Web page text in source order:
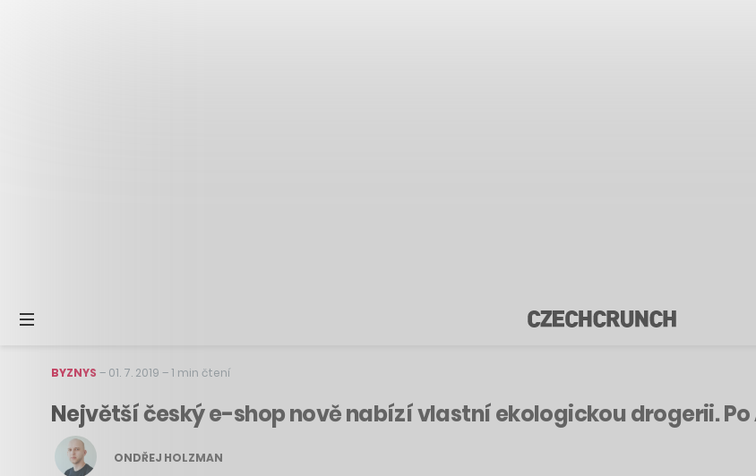
BYZNYS – 01. 7. 2019 –1 min čtení
Největší český e-shop nově nabízí vlastní ekologickou drogerii.
ONDŘEJ HOLZMAN